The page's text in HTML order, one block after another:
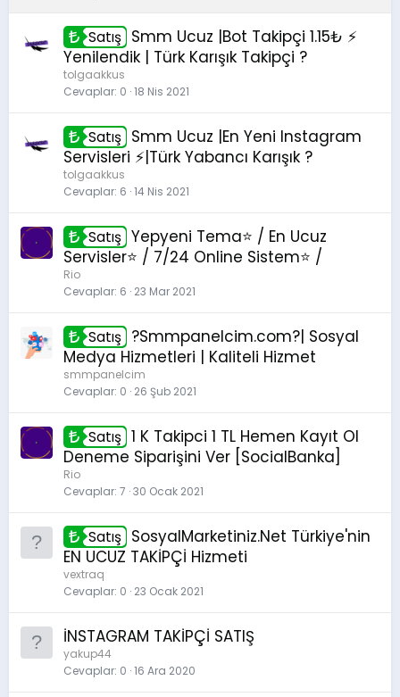
Satış Smm Ucuz |Bot Takipçi 1.15₺ ⚡
Yenilendik | Türk Karışık Takipçi ?
tolgaakkus
Cevaplar 0 18 Nis 2021
Satış Smm Ucuz |En Yeni Instagram
Servisleri ⚡|Türk Yabancı Karışık ?
tolgaakkus
Cevaplar 6 14 Nis 2021
Satış Yepyeni Tema⭐ / En Ucuz
Servisler⭐ / 7/24 Online Sistem⭐ /
Rio
Cevaplar 6 23 Mar 2021
Satış ?Smmpanelcim.com?| Sosyal
Medya Hizmetleri | Kaliteli Hizmet
smmpanelcim
Cevaplar 0 26 Şub 2021
Satış 1 K Takipci 1 TL Hemen Kayıt Ol
Deneme Siparişini Ver [SocialBanka]
Rio
Cevaplar 7 30 Ocak 2021
Satış SosyalMarketiniz.Net Türkiye'nin
EN UCUZ TAKİPÇİ Hizmeti
vextraq
Cevaplar 0 23 Ocak 2021
İNSTAGRAM TAKİPÇİ SATIŞ
yakup44
Cevaplar 0 16 Ara 2020